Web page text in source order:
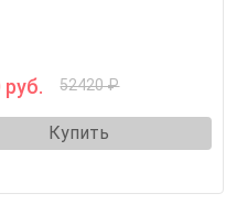
руб. 52420 ₽
Купить